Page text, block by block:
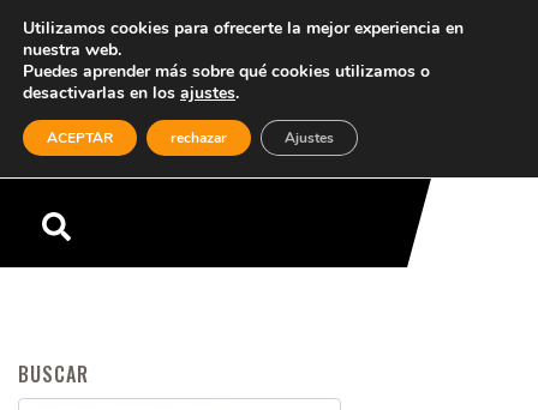
Menú
BUSCAR
Utilizamos cookies para ofrecerte la mejor experiencia en
nuestra web.
Puedes aprender más sobre qué cookies utilizamos o
desactivarlas en los ajustes.
ACEPTAR rechazar Ajustes